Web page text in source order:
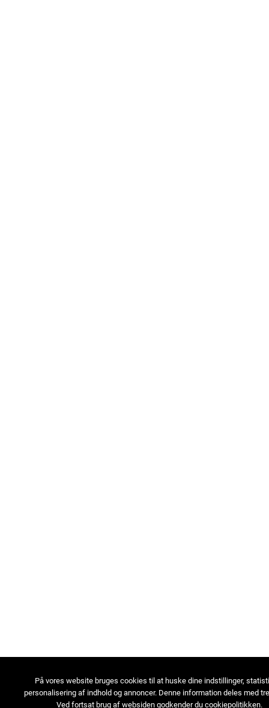
På vores website bruges cookies til at huske dine indstillinger,
personalisering af indhold og annoncer. Denne information deles med
Ved fortsat brug af websiden godkender du cookiepolitikken.